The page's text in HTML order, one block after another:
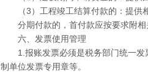
（3）工程竣工结算付款的：提
分期付款的，首付款应按要求附
六、发票使用管理
1.报账发票必须是税务部门统一
制单位发票专用章等。